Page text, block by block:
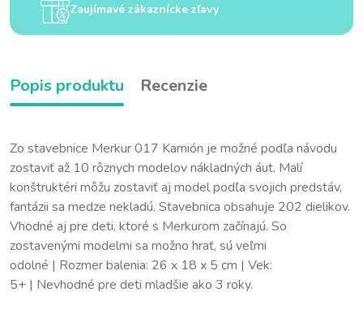
Zaujímavé zákaznícke zľavy
Popis produktu Recenzie
Zo stavebnice Merkur 017 Kamión je možné podľa návodu
zostaviť až 10 rôznych modelov nákladných áut. Malí
konštruktéri môžu zostaviť aj model podľa svojich predstáv,
fantázii sa medze nekladú. Stavebnica obsahuje 202 dielikov.
Vhodné aj pre deti, ktoré s Merkurom začínajú. So
zostavenými modelmi sa možno hrať, sú veľmi
odolné | Rozmer balenia: 26 x 18 x 5 cm | Vek:
5+ | Nevhodné pre deti mladšie ako 3 roky.